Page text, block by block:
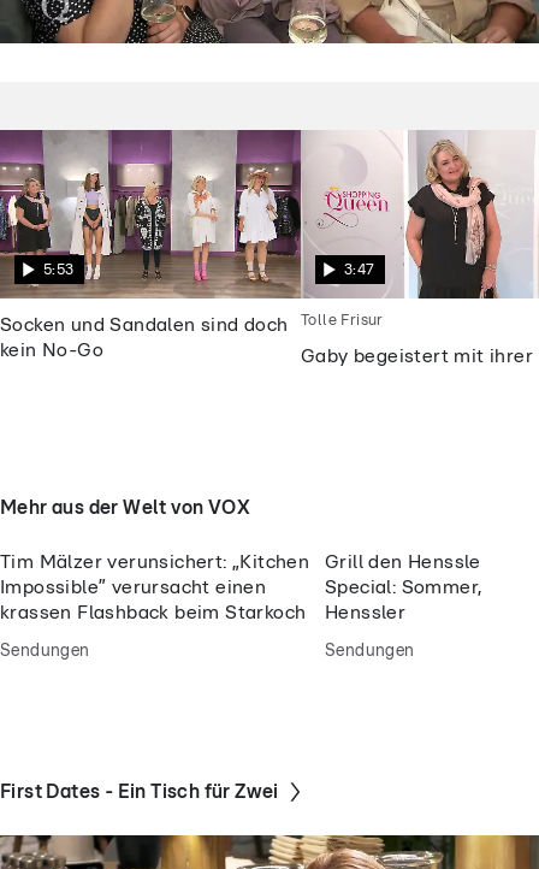
die Kandidatinnen fassungslos
5:53
Socken und Sandalen sind doch
kein No-Go
3:47
Gaby begeistert mit ihrer
Tolle Frisur
Mehr aus der Welt von VOX
Tim Mälzer verunsichert: „Kitchen
Impossible” verursacht einen
krassen Flashback beim Starkoch
Sendungen
Grill den Henssler
Special: Sommer,
Henssler
Sendungen
First Dates - Ein Tisch für Zwei